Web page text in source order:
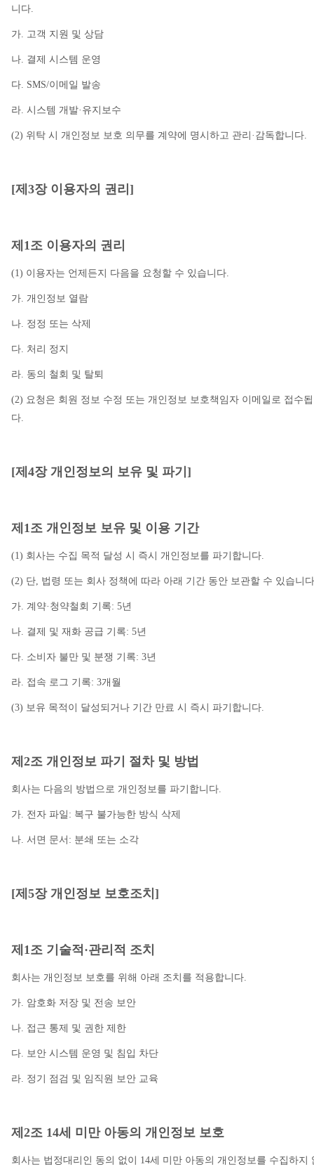
니다.
가. 고객 지원 및 상담
나. 결제 시스템 운영
다. SMS/이메일 발송
라. 시스템 개발·유지보수
(2) 위탁 시 개인정보 보호 의무를 계약에 명시하고 관리·감독합니다.
[제3장 이용자의 권리]
제1조 이용자의 권리
(1) 이용자는 언제든지 다음을 요청할 수 있습니다.
가. 개인정보 열람
나. 정정 또는 삭제
다. 처리 정지
라. 동의 철회 및 탈퇴
(2) 요청은 회원 정보 수정 또는 개인정보 보호책임자 이메일로 접수
다.
[제4장 개인정보의 보유 및 파기]
제1조 개인정보 보유 및 이용 기간
(1) 회사는 수집 목적 달성 시 즉시 개인정보를 파기합니다.
(2) 단, 법령 또는 회사 정책에 따라 아래 기간 동안 보관할 수 있습니
가. 계약·청약철회 기록: 5년
나. 결제 및 재화 공급 기록: 5년
다. 소비자 불만 및 분쟁 기록: 3년
라. 접속 로그 기록: 3개월
(3) 보유 목적이 달성되거나 기간 만료 시 즉시 파기합니다.
제2조 개인정보 파기 절차 및 방법
회사는 다음의 방법으로 개인정보를 파기합니다.
가. 전자 파일: 복구 불가능한 방식 삭제
나. 서면 문서: 분쇄 또는 소각
[제5장 개인정보 보호조치]
제1조 기술적·관리적 조치
회사는 개인정보 보호를 위해 아래 조치를 적용합니다.
가. 암호화 저장 및 전송 보안
나. 접근 통제 및 권한 제한
다. 보안 시스템 운영 및 침입 차단
라. 정기 점검 및 임직원 보안 교육
제2조 14세 미만 아동의 개인정보 보호
회사는 법정대리인 동의 없이 14세 미만 아동의 개인정보를 수집하지